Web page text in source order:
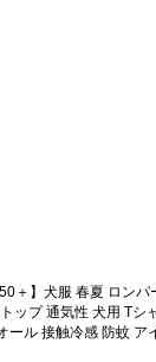
＋】犬服 春夏 ロン
ップ 通気性 犬用 Tシ
ール 接触冷感 防蚊 ア